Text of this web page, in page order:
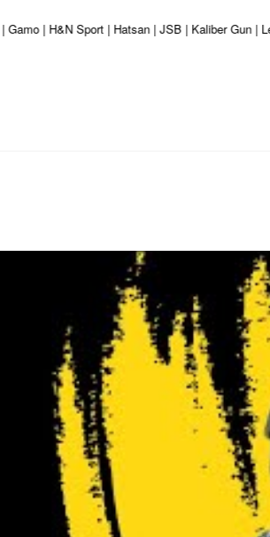
H&N Sport | Hatsan | JSB | Kaliber Gun |